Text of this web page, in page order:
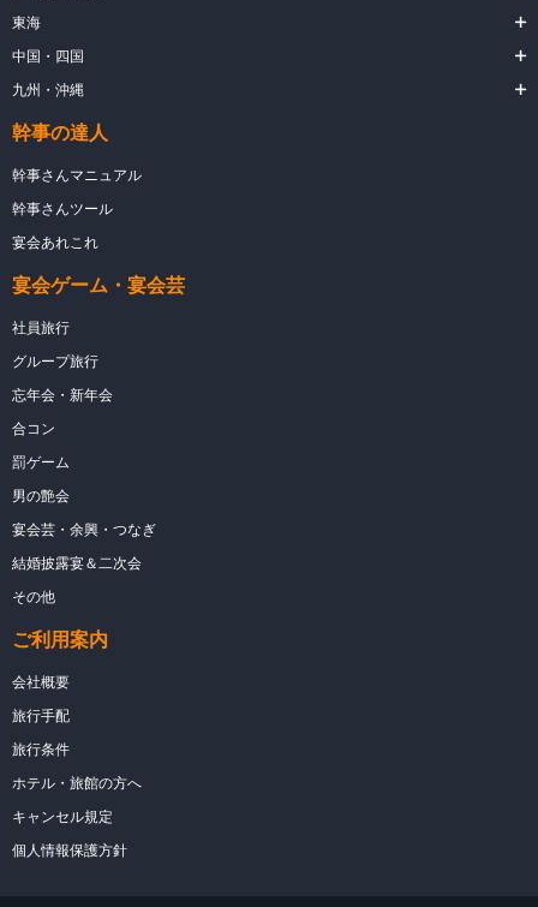
東海
中国・四国
九州・沖縄
幹事の達人
幹事さんマニュアル
幹事さんツール
宴会あれこれ
宴会ゲーム・宴会芸
社員旅行
グループ旅行
忘年会・新年会
合コン
罰ゲーム
男の艶会
宴会芸・余興・つなぎ
結婚披露宴＆二次会
その他
ご利用案内
会社概要
旅行手配
旅行条件
ホテル・旅館の方へ
キャンセル規定
個人情報保護方針